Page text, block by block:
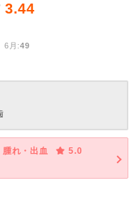
3.44
月:49
腫れ・出血
5.0